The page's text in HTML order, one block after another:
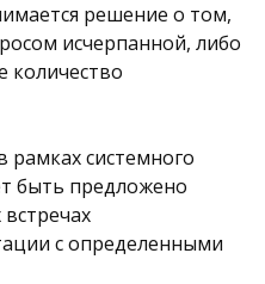
решение о том,
исчерпанной, либо
количество
рамках системного
быть предложено
с определенными